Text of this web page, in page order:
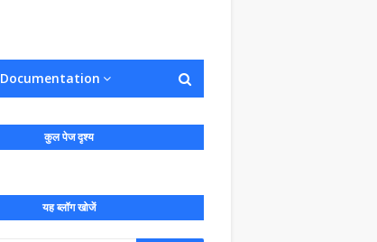
Documentation
कुल पेज दृश्य
यह ब्लॉग खोजें